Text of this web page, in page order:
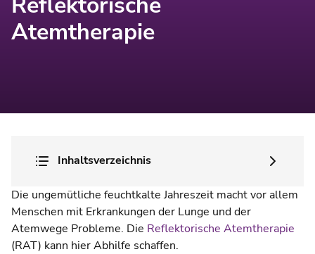
Atemtherapie
Die ungemütliche feuchtkalte Jahreszeit macht vor allem
Menschen mit Erkrankungen der Lunge und der
Atemwege Probleme. Die Reflektorische Atemtherapie
(RAT) kann hier Abhilfe schaffen.
Inhaltsverzeichnis